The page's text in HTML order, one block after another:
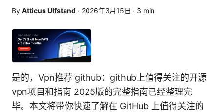
By Atticus Ulfstand · 2026年3月15日 · 3 min
是的，Vpn推荐 github：github上值得关注的开源
vpn项目和指南 2025版的完整指南已经整理完
毕。本文将带你快速了解在 GitHub 上值得关注的